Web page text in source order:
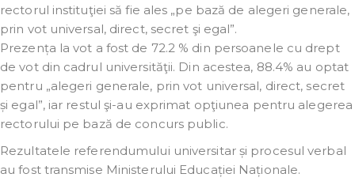
rectorul instituţiei să fie ales „pe bază de alegeri generale,
prin vot universal, direct, secret şi egal”.
Prezența la vot a fost de 72.2 % din persoanele cu drept
de vot din cadrul universităţii. Din acestea, 88.4% au optat
pentru „alegeri generale, prin vot universal, direct, secret
și egal”, iar restul şi-au exprimat opţiunea pentru alegerea
rectorului pe bază de concurs public.
Rezultatele referendumului universitar și procesul verbal
au fost transmise Ministerului Educației Naționale.